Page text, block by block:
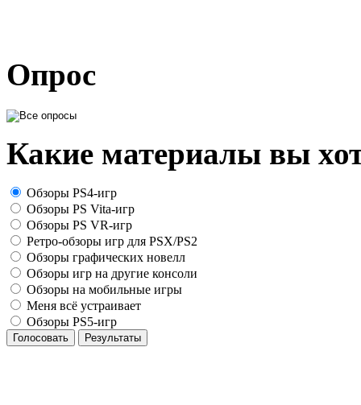
Опрос
Какие материалы вы
Обзоры PS4-игр
Обзоры PS Vita-игр
Обзоры PS VR-игр
Ретро-обзоры игр для PSX/PS2
Обзоры графических новелл
Обзоры игр на другие консоли
Обзоры на мобильные игры
Меня всё устраивает
Обзоры PS5-игр
Голосовать Результаты